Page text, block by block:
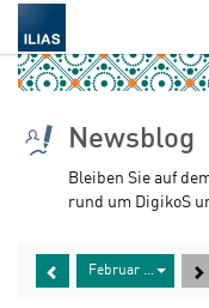
Newsblog
Bleiben Sie auf
rund um DigikoS
Februar 2022